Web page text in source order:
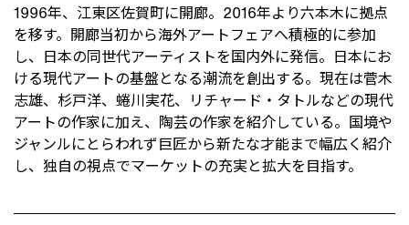
1996年、江東区佐賀町に開廊。2016年より六本木に拠点
を移す。開廊当初から海外アートフェアへ積極的に参加
し、日本の同世代アーティストを国内外に発信。日本にお
ける現代アートの基盤となる潮流を創出する。現在は菅木
志雄、杉戸洋、蜷川実花、リチャード・タトルなどの現代
アートの作家に加え、陶芸の作家を紹介している。国境や
ジャンルにとらわれず巨匠から新たな才能まで幅広く紹介
し、独自の視点でマーケットの充実と拡大を目指す。